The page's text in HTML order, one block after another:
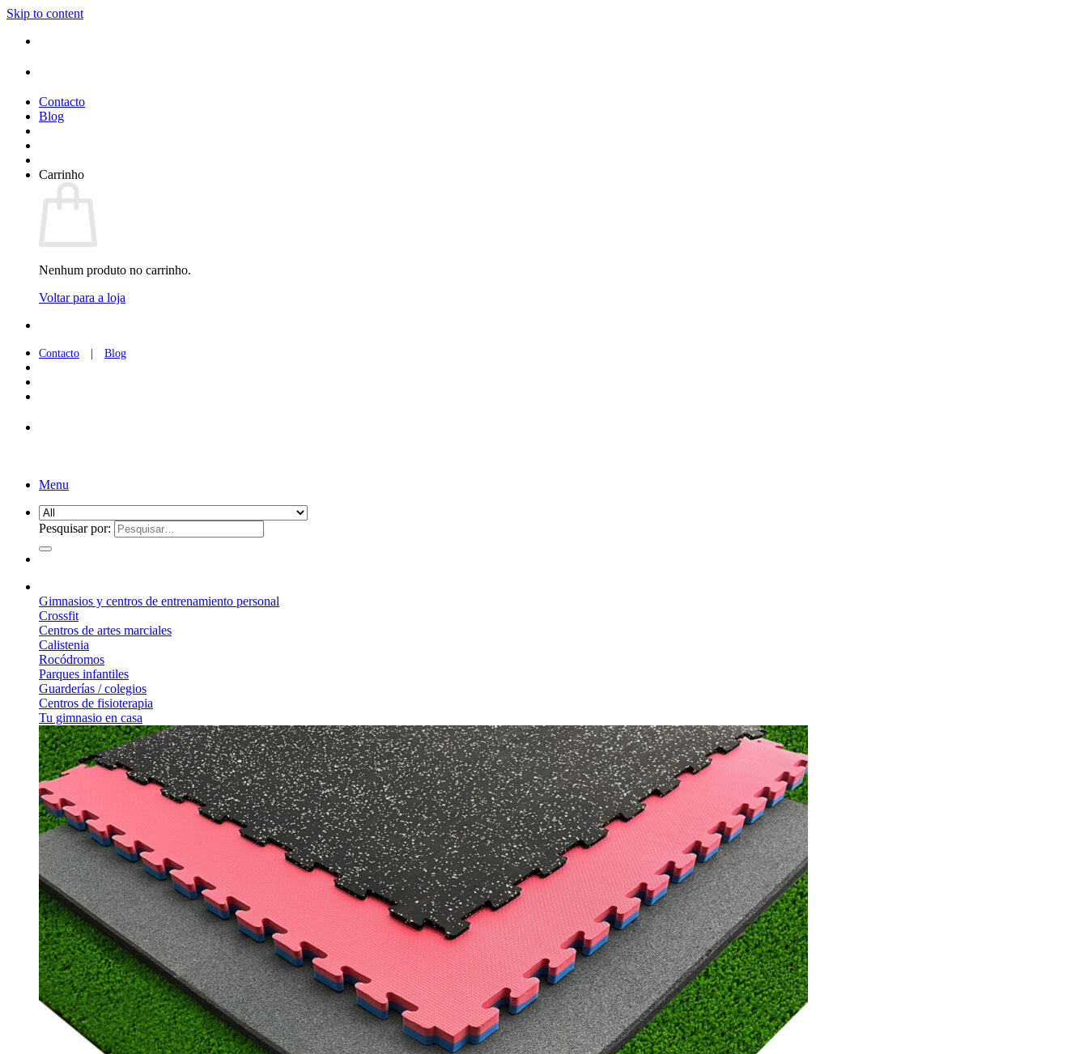
Skip to content
Contacto
Blog
Carrinho
Nenhum produto no carrinho.
Voltar para a loja
Contacto Blog
Menu
Pesquisar por:
Gimnasios y centros de entrenamiento personal
Crossfit
Centros de artes marciales
Calistenia
Rocódromos
Parques infantiles
Guarderías / colegios
Centros de fisioterapia
Tu gimnasio en casa